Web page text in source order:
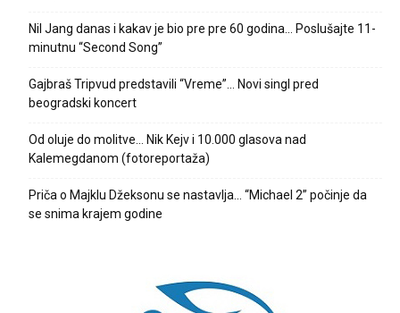
Nil Jang danas i kakav je bio pre pre 60 godina… Poslušajte 11-
minutnu “Second Song”
Gajbraš Tripvud predstavili “Vreme”… Novi singl pred
beogradski koncert
Od oluje do molitve… Nik Kejv i 10.000 glasova nad
Kalemegdanom (fotoreportaža)
Priča o Majklu Džeksonu se nastavlja… “Michael 2” počinje da
se snima krajem godine